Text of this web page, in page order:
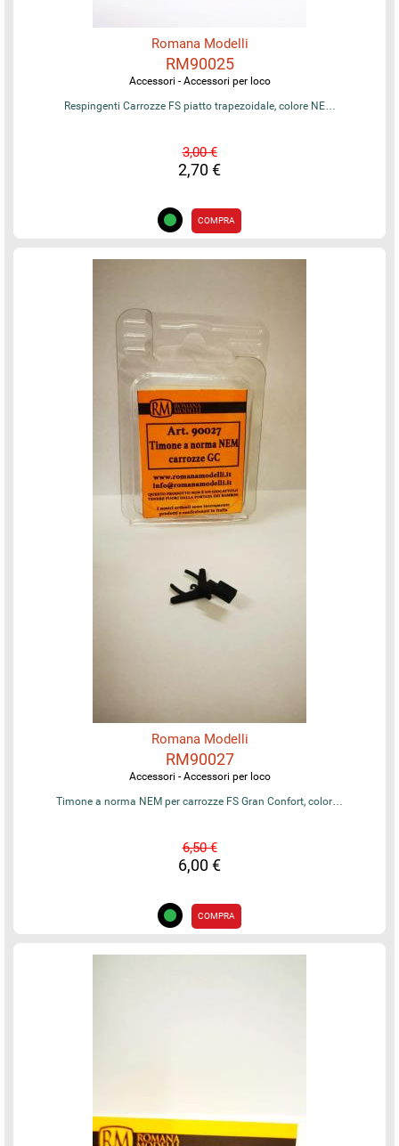
Romana Modelli
RM90025
Accessori - Accessori per loco
Respingenti Carrozze FS piatto trapezoidale, colore NE…
3,00 €
2,70 €
COMPRA
Romana Modelli
RM90027
Accessori - Accessori per loco
Timone a norma NEM per carrozze FS Gran Confort, color…
6,50 €
6,00 €
COMPRA